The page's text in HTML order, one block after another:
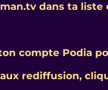
dans ta liste
compte Podia
rediffusion,